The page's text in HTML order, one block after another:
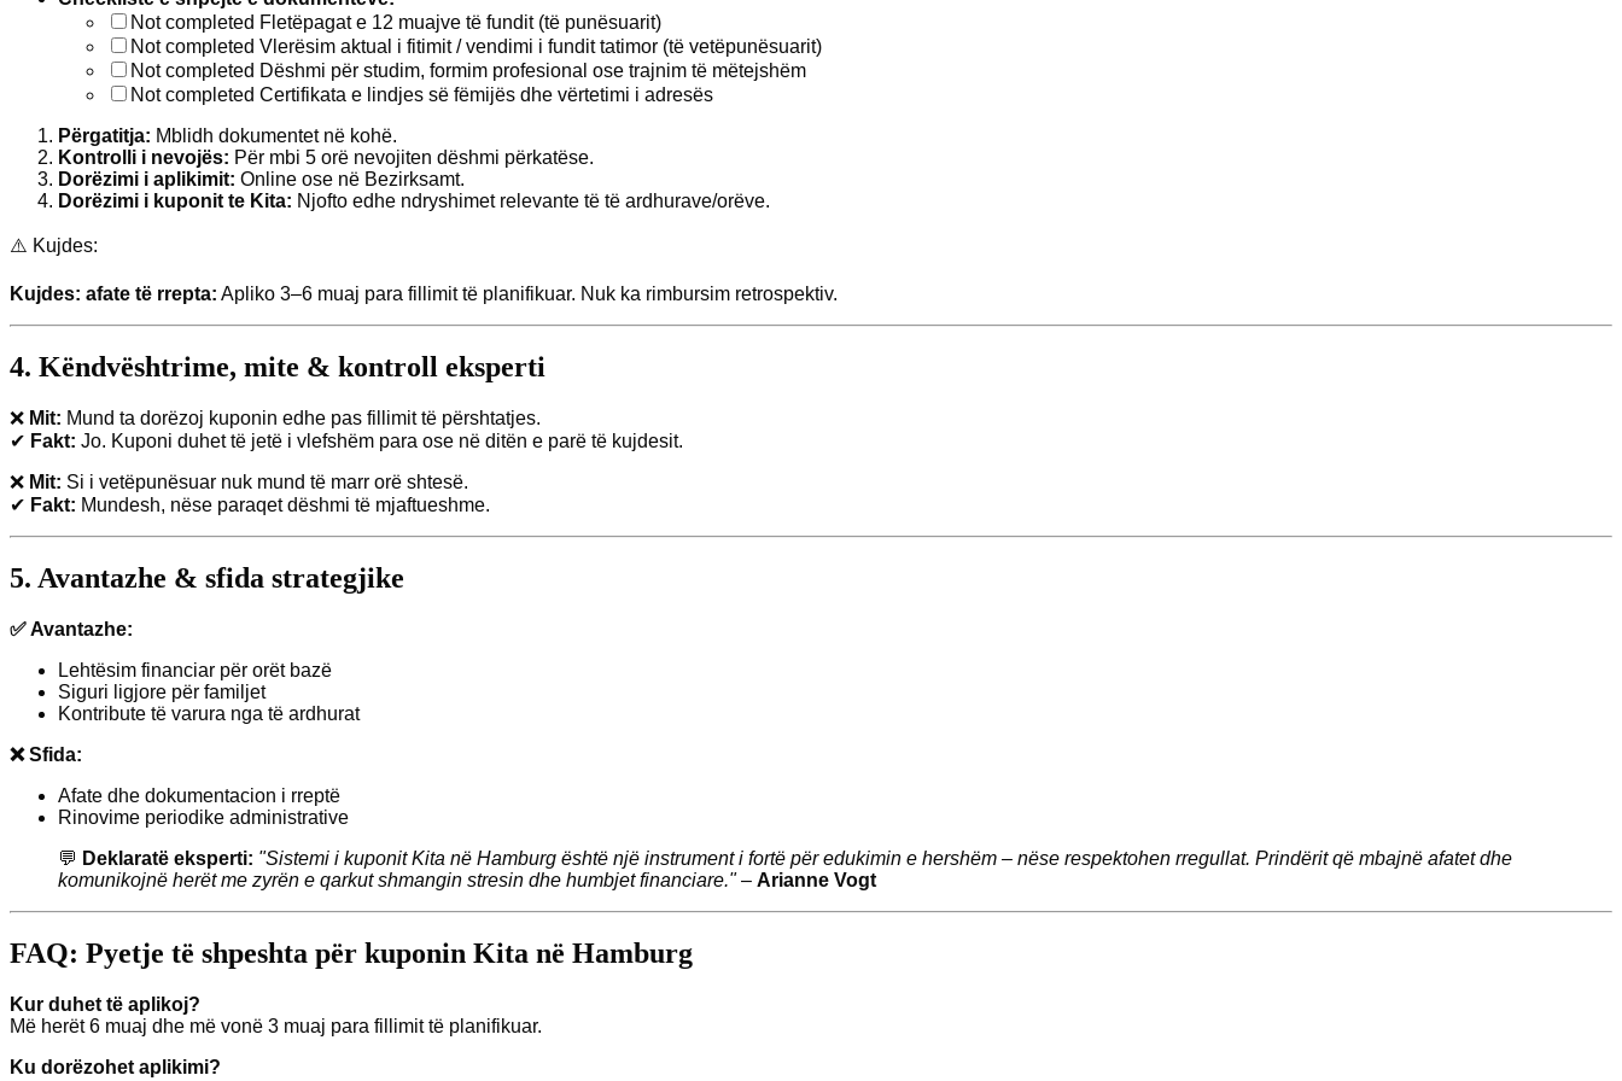
Not completed Fletëpagat e 12 muajve të fundit (të punësuarit)
Not completed Vlerësim aktual i fitimit / vendimi i fundit tatimor (të vetëpunësuarit)
Not completed Dëshmi për studim, formim profesional ose trajnim të mëtejshëm
Not completed Certifikata e lindjes së fëmijës dhe vërtetimi i adresës
Përgatitja: Mblidh dokumentet në kohë.
Kontrolli i nevojës: Për mbi 5 orë nevojiten dëshmi përkatëse.
Dorëzimi i aplikimit: Online ose në Bezirksamt.
Dorëzimi i kuponit te Kita: Njofto edhe ndryshimet relevante të të ardhurave/orëve.
⚠️ Kujdes:
Kujdes: afate të rrepta: Apliko 3–6 muaj para fillimit të planifikuar. Nuk ka rimbursim retrospektiv.
4. Këndvështrime, mite & kontroll eksperti
❌ Mit: Mund ta dorëzoj kuponin edhe pas fillimit të përshtatjes.
✔ Fakt: Jo. Kuponi duhet të jetë i vlefshëm para ose në ditën e parë të kujdesit.
❌ Mit: Si i vetëpunësuar nuk mund të marr orë shtesë.
✔ Fakt: Mundesh, nëse paraqet dëshmi të mjaftueshme.
5. Avantazhe & sfida strategjike
✅ Avantazhe:
Lehtësim financiar për orët bazë
Siguri ligjore për familjet
Kontribute të varura nga të ardhurat
❌ Sfida:
Afate dhe dokumentacion i rreptë
Rinovime periodike administrative
💬 Deklaratë eksperti: "Sistemi i kuponit Kita në Hamburg është një instrument i fortë për edukimin e hershëm – nëse respektohen rregullat. Prindërit që mbajnë afatet dhe
komunikojnë herët me zyrën e qarkut shmangin stresin dhe humbjet financiare."– Arianne Vogt
FAQ: Pyetje të shpeshta për kuponin Kita në Hamburg
Kur duhet të aplikoj?
Më herët 6 muaj dhe më vonë 3 muaj para fillimit të planifikuar.
Ku dorëzohet aplikimi?